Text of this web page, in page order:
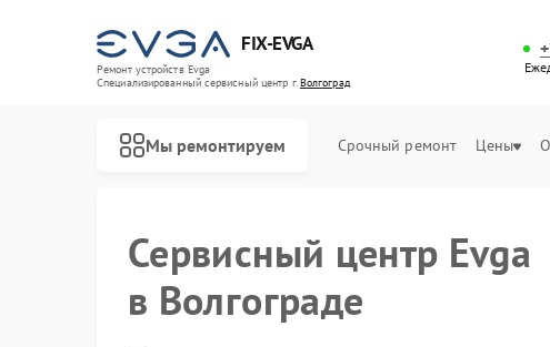
FIX-EVGA
Ремонт устройств Evga
Специализированный cервисный центр г.Волгоград
Мы ремонтируем Срочный ремонт Цены
Сервисный центр Evga
в Волгограде